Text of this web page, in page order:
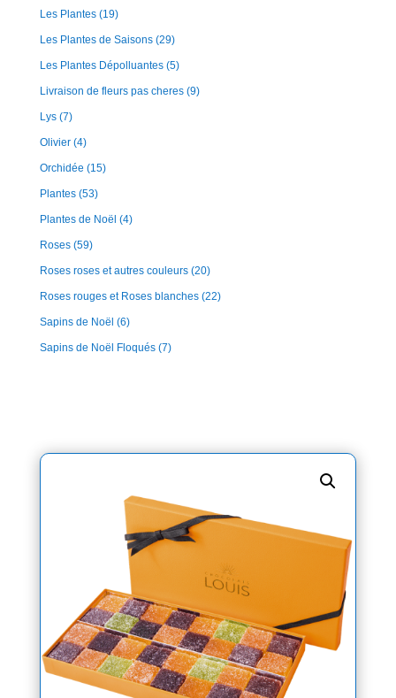
Les Plantes (19)
Les Plantes de Saisons (29)
Les Plantes Dépolluantes (5)
Livraison de fleurs pas cheres (9)
Lys (7)
Olivier (4)
Orchidée (15)
Plantes (53)
Plantes de Noël (4)
Roses (59)
Roses roses et autres couleurs (20)
Roses rouges et Roses blanches (22)
Sapins de Noël (6)
Sapins de Noël Floqués (7)